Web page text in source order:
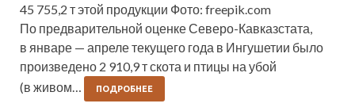
45 755,2 т этой продукции Фото: freepik.com
По предварительной оценке Северо-Кавказстата,
в январе — апреле текущего года в Ингушетии было
произведено 2 910,9 т скота и птицы на убой
(в живом…
ПОДРОБНЕЕ